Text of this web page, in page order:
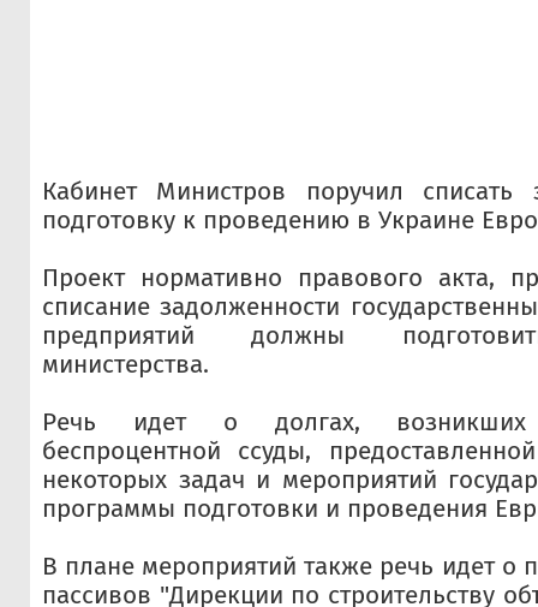
Кабинет Министров поручил списать
подготовку к проведению в Украине
Проект нормативно правового акта,
списание задолженности
предприятий должны
министерства.
Речь идет о долгах,
беспроцентной ссуды,
некоторых задач и мероприятий
программы подготовки и проведения
В плане мероприятий также речь идет о
пассивов "Дирекции по строительству